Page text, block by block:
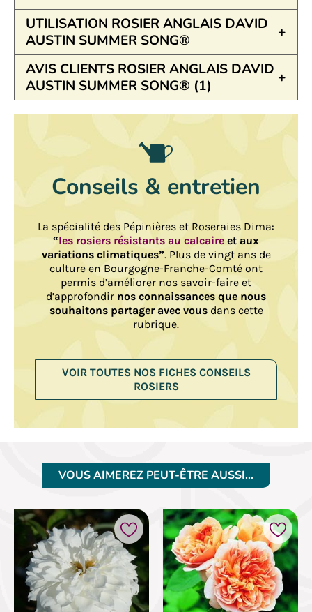
UTILISATION ROSIER ANGLAIS DAVID
AUSTIN SUMMER SONG®
AVIS CLIENTS ROSIER ANGLAIS DAVID
AUSTIN SUMMER SONG® (1)
Conseils & entretien
La spécialité des Pépinières et Roseraies Dima:
“les rosiers résistants au calcaire et aux
variations climatiques”. Plus de vingt ans de
culture en Bourgogne-Franche-Comté ont
permis d’améliorer nos savoir-faire et
d’approfondir nos connaissances que nous
souhaitons partager avec vousdans cette
rubrique.
VOIR TOUTES NOS FICHES CONSEILS
ROSIERS
VOUS AIMEREZ PEUT-ÊTRE AUSSI…